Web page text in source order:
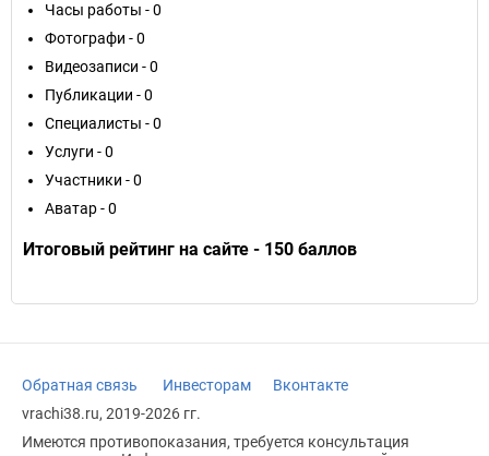
Часы работы - 0
Фотографи - 0
Видеозаписи - 0
Публикации - 0
Специалисты - 0
Услуги - 0
Участники - 0
Аватар - 0
Итоговый рейтинг на сайте - 150 баллов
Обратная связь Инвесторам
Вконтакте
vrachi38.ru, 2019-2026 гг.
Имеются противопоказания, требуется консультация